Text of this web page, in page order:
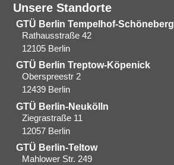
Unsere Standorte
GTÜ Berlin Tempelhof-Schöneberg
Rathausstraße 42
12105 Berlin
GTÜ Berlin Treptow-Köpenick
Oberspreestr 2
12439 Berlin​
GTÜ Berlin-Neukölln
Ziegrastraße 11
12057 Berlin
GTÜ Berlin-Teltow
Mahlower Str. 249